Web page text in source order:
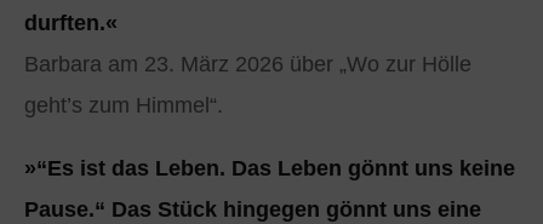
durften.«
Barbara am 23. März 2026 über „Wo zur Hölle
geht’s zum Himmel“.
»“Es ist das Leben. Das Leben gönnt uns keine
Pause.“ Das Stück hingegen gönnt uns eine